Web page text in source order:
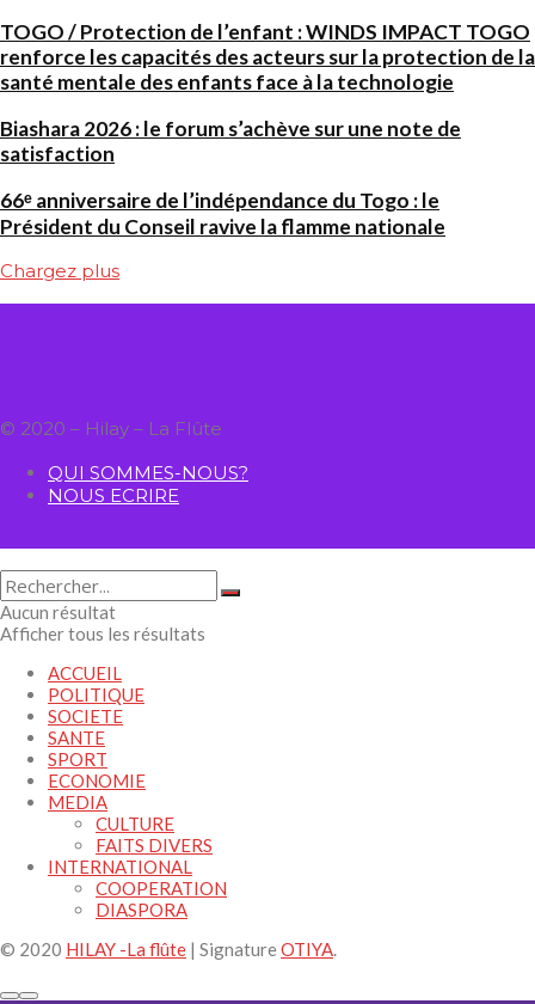
TOGO / Protection de l’enfant : WINDS IMPACT TOGO
renforce les capacités des acteurs sur la protection de la
santé mentale des enfants face à la technologie
Biashara 2026 : le forum s’achève sur une note de
satisfaction
66ᵉ anniversaire de l’indépendance du Togo : le
Président du Conseil ravive la flamme nationale
Chargez plus
© 2020 – Hilay – La Flûte
QUI SOMMES-NOUS?
NOUS ECRIRE
Aucun résultat
Afficher tous les résultats
ACCUEIL
POLITIQUE
SOCIETE
SANTE
SPORT
ECONOMIE
MEDIA
CULTURE
FAITS DIVERS
INTERNATIONAL
COOPERATION
DIASPORA
© 2020 HILAY -La flûte | SignatureOTIYA.